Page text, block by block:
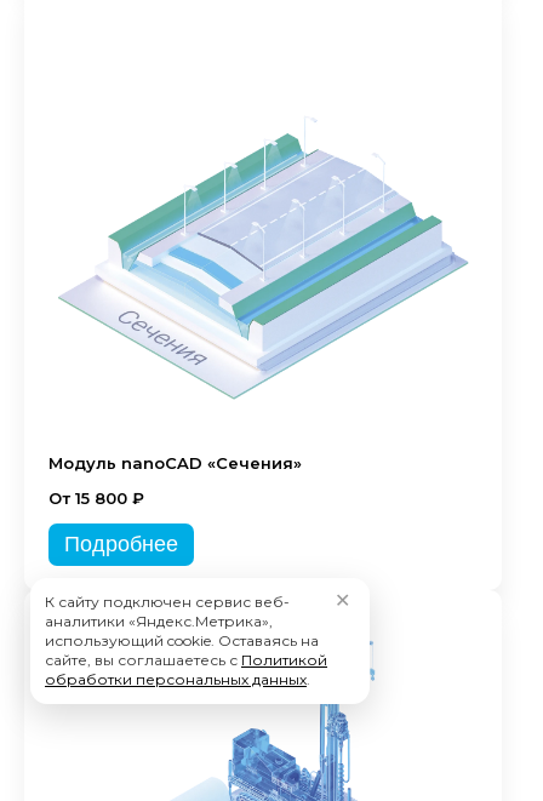
Модуль nanoCAD «Сечения»
От 15 800 ₽
Подробнее
К сайту подключен сервис веб-
аналитики «Яндекс.Метрика»,
использующий cookie. Оставаясь на
сайте, вы соглашаетесь с Политикой
обработки персональных данных.
✕